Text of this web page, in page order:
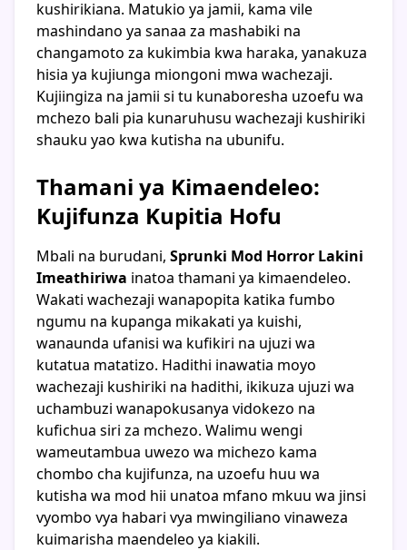
kushirikiana. Matukio ya jamii, kama vile
mashindano ya sanaa za mashabiki na
changamoto za kukimbia kwa haraka, yanakuza
hisia ya kujiunga miongoni mwa wachezaji.
Kujiingiza na jamii si tu kunaboresha uzoefu wa
mchezo bali pia kunaruhusu wachezaji kushiriki
shauku yao kwa kutisha na ubunifu.
Thamani ya Kimaendeleo:
Kujifunza Kupitia Hofu
Mbali na burudani, Sprunki Mod Horror Lakini
Imeathiriwa inatoa thamani ya kimaendeleo.
Wakati wachezaji wanapopita katika fumbo
ngumu na kupanga mikakati ya kuishi,
wanaunda ufanisi wa kufikiri na ujuzi wa
kutatua matatizo. Hadithi inawatia moyo
wachezaji kushiriki na hadithi, ikikuza ujuzi wa
uchambuzi wanapokusanya vidokezo na
kufichua siri za mchezo. Walimu wengi
wameutambua uwezo wa michezo kama
chombo cha kujifunza, na uzoefu huu wa
kutisha wa mod hii unatoa mfano mkuu wa jinsi
vyombo vya habari vya mwingiliano vinaweza
kuimarisha maendeleo ya kiakili.